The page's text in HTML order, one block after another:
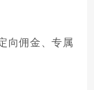
向佣金、专属